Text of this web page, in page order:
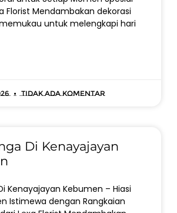
Florist Mendambakan dekorasi
untuk melengkapi hari
Tidak ada komentar
Di Kenayajayan
Kenayajayan Kebumen – Hiasi
Istimewa dengan Rangkaian